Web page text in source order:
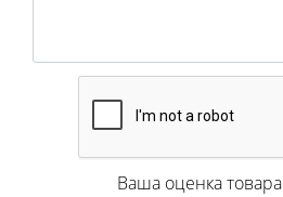
Ваша оценка товара